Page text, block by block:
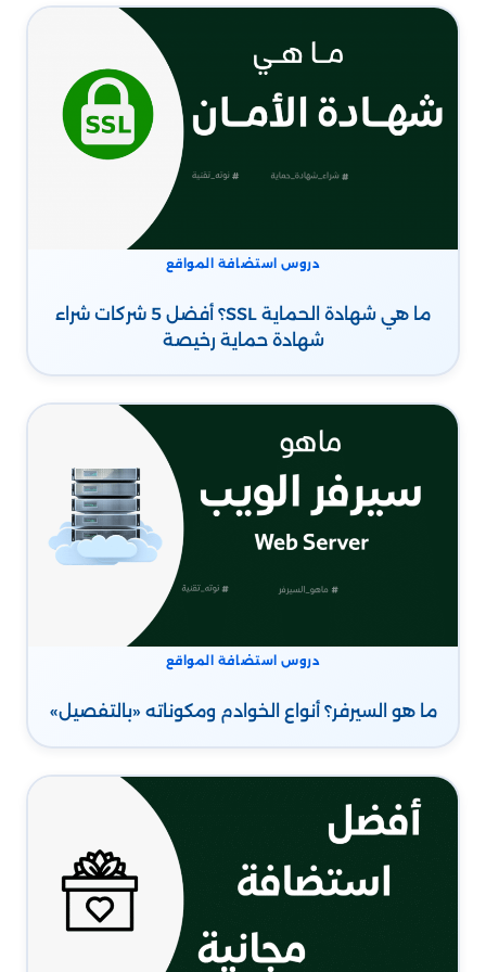
دروس استضافة المواقع
ما هي شهادة الحماية SSL؟ أفضل 5 شركات شراء
شهادة حماية رخيصة
دروس استضافة المواقع
ما هو السيرفر؟ أنواع الخوادم ومكوناته «بالتفصيل»